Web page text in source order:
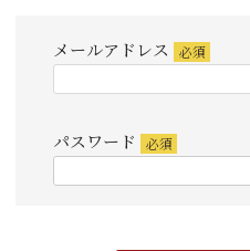
メールアドレス
パスワード